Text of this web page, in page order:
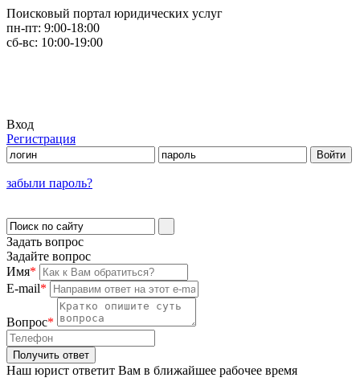
Поисковый портал юридических услуг
пн-пт: 9:00-18:00
сб-вс: 10:00-19:00
Вход
Регистрация
забыли пароль?
Задать вопрос
Задайте вопрос
Имя*
E-mail*
Вопрос*
Наш юрист ответит Вам в ближайшее рабочее время